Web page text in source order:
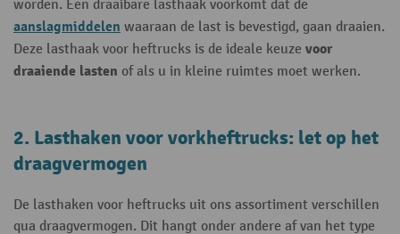
worden. Een draaibare lasthaak voorkomt dat de
aanslagmiddelen waaraan de last is bevestigd, gaan draaien.
Deze lasthaak voor heftrucks is de ideale keuze voor
draaiende lasten of als u in kleine ruimtes moet werken.
2. Lasthaken voor vorkheftrucks: let op het
draagvermogen
De lasthaken voor heftrucks uit ons assortiment verschillen
qua draagvermogen. Dit hangt onder andere af van het type